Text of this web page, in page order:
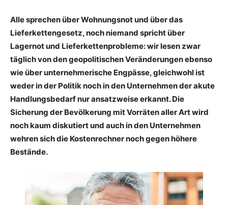
Alle sprechen über Wohnungsnot und über das
Lieferkettengesetz, noch niemand spricht über
Lagernot und Lieferkettenprobleme: wir lesen zwar
täglich von den geopolitischen Veränderungen ebenso
wie über unternehmerische Engpässe, gleichwohl ist
weder in der Politik noch in den Unternehmen der akute
Handlungsbedarf nur ansatzweise erkannt. Die
Sicherung der Bevölkerung mit Vorräten aller Art wird
noch kaum diskutiert und auch in den Unternehmen
wehren sich die Kostenrechner noch gegen höhere
Bestände.